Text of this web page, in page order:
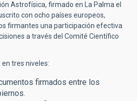
Astrofísica, firmado en La Palma el
con ocho países europeos,
firmantes una participación efectiva
a través del Comité Científico
tres niveles:
firmados entre los